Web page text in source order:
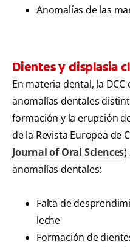
Anomalías de las
Dientes y displasia
En materia dental, la DCC
anomalías dentales
formación y la erupción
de la Revista Europea de
Journal of Oral Sciences)
anomalías dentales:
Falta de
leche
Formación de